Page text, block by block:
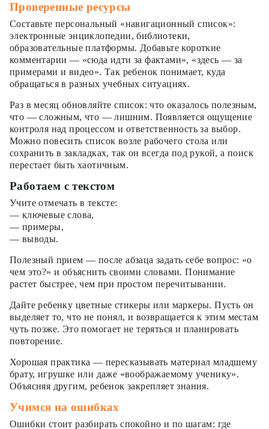
Проверенные ресурсы
Составьте персональный «навигационный список»:
электронные энциклопедии, библиотеки,
образовательные платформы. Добавьте короткие
комментарии — «сюда идти за фактами», «здесь — за
примерами и видео». Так ребенок понимает, куда
обращаться в разных учебных ситуациях.
Раз в месяц обновляйте список: что оказалось полезным,
что — сложным, что — лишним. Появляется ощущение
контроля над процессом и ответственность за выбор.
Можно повесить список возле рабочего стола или
сохранить в закладках, так он всегда под рукой, а поиск
перестает быть хаотичным.
Работаем с текстом
Учите отмечать в тексте:
— ключевые слова,
— примеры,
— выводы.
Полезный прием — после абзаца задать себе вопрос: «о
чем это?» и объяснить своими словами. Понимание
растет быстрее, чем при простом перечитывании.
Дайте ребенку цветные стикеры или маркеры. Пусть он
выделяет то, что не понял, и возвращается к этим местам
чуть позже. Это помогает не теряться и планировать
повторение.
Хорошая практика — пересказывать материал младшему
брату, игрушке или даже «воображаемому ученику».
Объясняя другим, ребенок закрепляет знания.
Учимся на ошибках
Ошибки стоит разбирать спокойно и по шагам: где